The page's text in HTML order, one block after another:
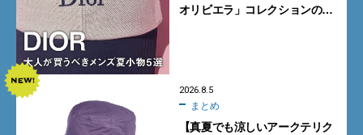
オリビエラ」コレクションの
2026.8.5
まとめ
【真夏でも涼しいアークテリク